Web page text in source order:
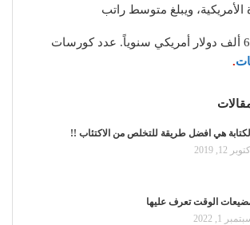
الأمريكية، ويبلغ متوسط راتب
المبتدئ حوالي 63 ألف دولار أمريكي سنوياً. عدد كورسات
.
الكتابة هي افضل طريقة للتخلص من الاكتئاب !!
أكتوبر 12, 2019
الوقت تعرف عليها
1, 2022